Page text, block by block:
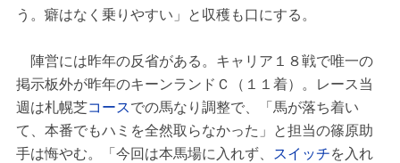
う。癖はなく乗りやすい」と収穫も口にする。
陣営には昨年の反省がある。キャリア１８戦で唯一の
掲示板外が昨年のキーンランドＣ（１１着）。レース当
週は札幌芝コース での馬なり調整で、「馬が落ち着い
て、本番でもハミを全然取らなかった」と担当の篠原助
手は悔やむ。「今回は本馬場に入れず、
スイッチを入れ